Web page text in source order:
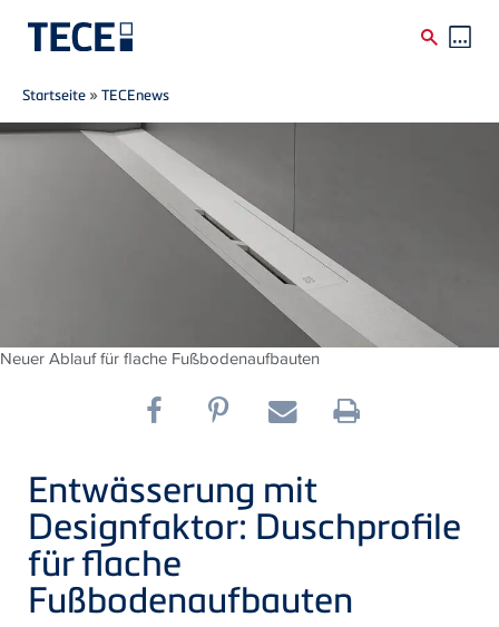
Direkt zum Inhalt
Breadcrumb
Startseite »TECEnews
Neuer Ablauf für flache Fußbodenaufbauten
Entwässerung mit
Designfaktor: Duschprofile
für flache
Fußbodenaufbauten